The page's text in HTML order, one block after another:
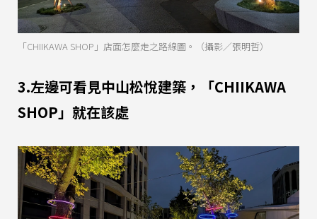
「CHIIKAWA SHOP」店面怎麼走之路線圖。（攝影／張明哲）
3.左邊可看見中山松悅建築，「CHIIKAWA
SHOP」就在該處